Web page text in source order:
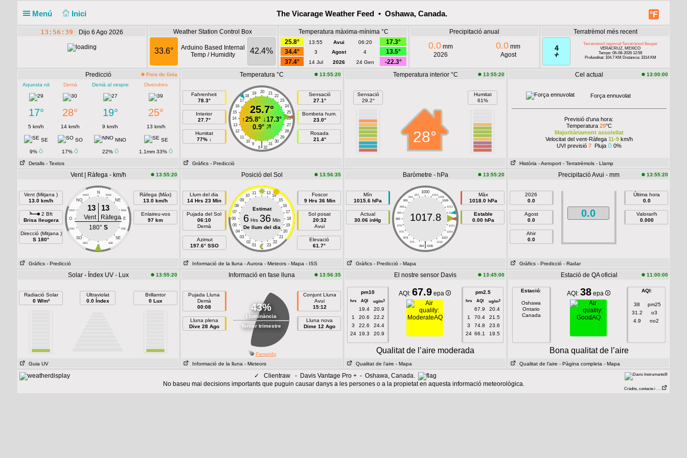
Menú Inici °F
The Vicarage Weather Feed • Oshawa, Canada.
13:56:39 Dijo 6 Ago 2026 Weather Station Control Box
33.6° 42.4%
Arduino Based Internal
Temp / Humidity
Temperatura màxima-mínima °C
25.8°
13:55 Avui 06:20
17.3°
34.4°
3 Agost 4
13.5°
37.4°
14 Jul 2026 24 Gen -22.3°
Precipitació anual
0.0 mm
2026
0.0 mm
Agost
Terratrèmol més recent
4
Terratrèmol regional Terratrèmol lleuger
VERACRUZ, MEXICO
Temps: 06-08-2026 12:59
Profunditat: 104.7 KM Distància: 3314 KM
Predicció
Fora de línia
Aquesta nit
Demà Demà al vespre Divendres
17° 28° 19° 25°
5 km/h 14 km/h 9 km/h 13 km/h
SE SO NNO SE
9% 17% 22% 1.1mm 33%
Detalls - Textos
Temperatura °C 13:55:20
Fahrenheit
78.3°
Interior
27.7°
Humitat
77% ↓
20
19 21
18
22
17
23
16
24
15
25
14
26
13
27
12
28
11
29
10
30
9 31
|
8 32
25.7°
↑25.8° ↓17.3°
0.9°
Sensació
27.1°
Bombeta hum.
23.0°
Rosada
21.4°
Gràfics - Predicció
Temperatura interior °C 13:55:20
Sensació
29.2°
28°
Humitat
61%
Cel actual 13:00:00
Força ennuvolat
Previsió d’una hora:
Temperatura 29°C
Majoritàriament assolellat
Velocitat del vent-Ràfega 11-9km/h
UVI previsió 7Pluja 0%
Història - Aeroport - Terratrèmols - Llamp
Vent | Ràfega - km/h 13:55:20
Vent (Mitjana )
13.0 km/h
2 Bft
Brisa lleugera
Direcció (Mitjana )
S 180°
N
NNO NNE
NO NE
ONO ENE
O E
OSO ESE
SO SE
SSO SSE
S
13 13
Vent
Ràfega
180° S
Ràfega (Màx)
13.0 km/h
Enlaireu-vos
97 km
Gràfics - Predicció
Posició del Sol 13:56:35
Llum del dia
14 Hrs 23 Min
Pujada del Sol
06:10
Demà
Azimut
197.6° SSO
11 13
10
14
09
15
08
16
07
17
06
18
05
19
04
20
03
21
02
22
01 23
Estimat
6Hrs 36Min
De llum del dia
Foscor
9 Hrs 36 Min
Sol posat
20:32
Avui
Elevació
61.7°
Informació de la lluna - Aurora - Meteors - Mapa - ISS
Baròmetre - hPa 13:55:20
Mín
1015.6 hPa
Actual
30.06 inHg
1000
997 1003
994
1006
991
1009
988
1012
985
1015
982
1018
979
1021
976
1024
973
1027
970
1030
|
964 1036
1017.8
Màx
1018.0 hPa
Estable
0.00 hPa
Gràfics - Predicció - Mapa
Precipitació Avui - mm 13:55:20
2026
0.0
Agost
0.0
Ahir
0.0
0.0
Última hora
0.0
Valorar/h
0.000
Gràfics - Predicció - Radar
Solar - Índex UV - Lux 13:55:20
Radiació Solar
0 W/m²
Ultraviolat
0.0 Índex
Brillantor
0 Lux
Guia UV
Informació en fase lluna 13:56:35
Pujada Lluna
Demà
00:08
Lluna plena
Dive 28 Ago
43%
Lluminància
Tercer trimestre
Conjunt Lluna
Avui
15:12
Lluna nova
Dime 12 Ago
Perseids
Informació de la lluna - Meteors
El nostre sensor Davis 13:45:00
pm10
hrs AQI ug/m3
19.4
20.9
1
20.6
22.2
3
22.6
24.4
24 19.3 20.9
AQI: 67.9 epa pm2.5
hrs AQI ug/m3
67.9
20.4
1
70.4
21.5
3
74.8
23.6
24 66.1 19.5
Qualitat de l’aire moderada
Qualitat de l'aire - Mapa
Estació de QA oficial 11:00:00
Estació:
Oshawa
Ontario
Canada
AQI: 38 epa AQI:
38
pm25
31.2
o3
4.9
no2
Bona qualitat de l’aire
Qualitat de l'aire - Pàgina completa - Mapa
✓
Clientraw - Davis Vantage Pro + - Oshawa, Canada.
No baseu mai decisions importants que puguin causar danys a les persones o a la propietat en aquesta informació meteorològica.
Crèdits, contacte i . . .